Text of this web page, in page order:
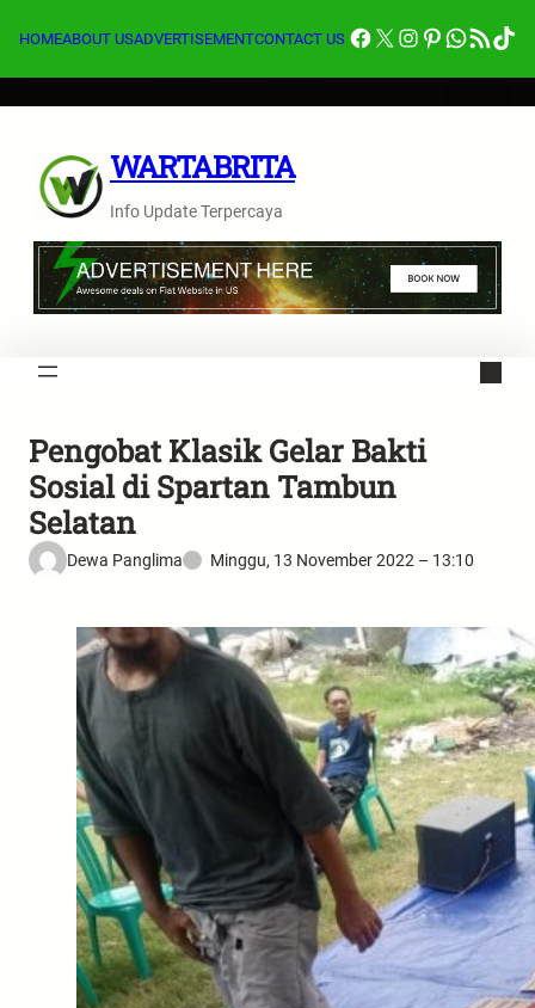
HOMEABOUT USADVERTISEMENTCONTACT US Facebook
X Instagram
Pinterest
Feed RSS
WARTABRITA
Info Update Terpercaya
Pengobat Klasik Gelar Bakti
Sosial di Spartan Tambun
Selatan
Dewa Panglima Minggu, 13 November 2022 – 13:10